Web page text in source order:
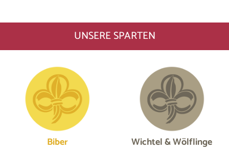
UNSERE SPARTEN
Biber Wichtel & Wölflinge